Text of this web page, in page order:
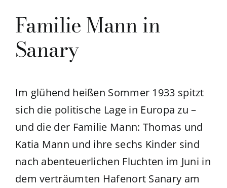
Familie Mann in
Sanary
Im glühend heißen Sommer 1933 spitzt
sich die politische Lage in Europa zu –
und die der Familie Mann: Thomas und
Katia Mann und ihre sechs Kinder sind
nach abenteuerlichen Fluchten im Juni in
dem verträumten Hafenort Sanary am